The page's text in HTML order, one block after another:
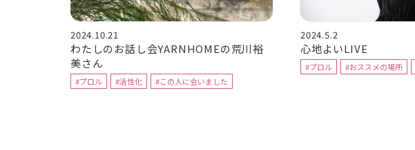
2024.10.21
わたしのお話し会YARNHOMEの荒川裕
美さん
#プロル #活性化 #この人に会いました
2024.5.2
心地よいLIVE
#プロル #おススメの場所